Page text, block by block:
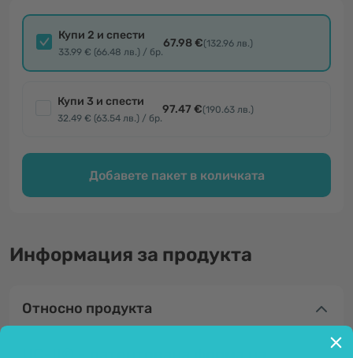
Купи 2 и спести
33.99 € (66.48 лв.) / бр.
67.98 €(132.96 лв.)
Купи 3 и спести
32.49 € (63.54 лв.) / бр.
97.47 €(190.63 лв.)
Добавете пакет в количката
Информация за продукта
Относно продукта